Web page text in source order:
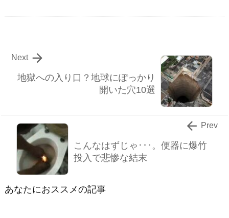
地獄への入り口？地球にぽっかり
開いた穴10選

Next
こんなはずじゃ･･･。便器に爆竹
投入で悲惨な結末
 Prev
あなたにおススメの記事